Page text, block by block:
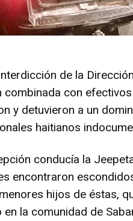
de la
combinada con
y detuvieron a un
haitianos
conducía la
encontraron
hijos de éstas,
la comunidad de